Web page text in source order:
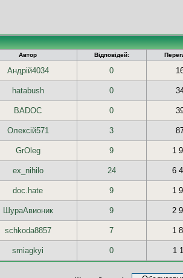
Автор Відповідей:
Андрій4034 0
hatabush 0
BADOC 0
Олексій571 3
GrOleg 9 1
ex_nihilo 24 6
doc.hate 9 1
ШураАвионик 9 2
schkoda8857 7 1
smiagkyi 0 1